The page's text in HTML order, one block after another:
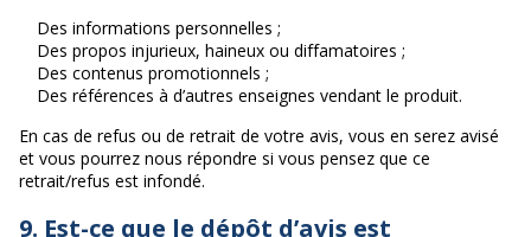
Des informations personnelles ;
Des propos injurieux, haineux ou diffamatoires ;
Des contenus promotionnels ;
Des références à d’autres enseignes vendant le produit.
En cas de refus ou de retrait de votre avis, vous en serez avisé
et vous pourrez nous répondre si vous pensez que ce
retrait/refus est infondé.
9. Est-ce que le dépôt d’avis est